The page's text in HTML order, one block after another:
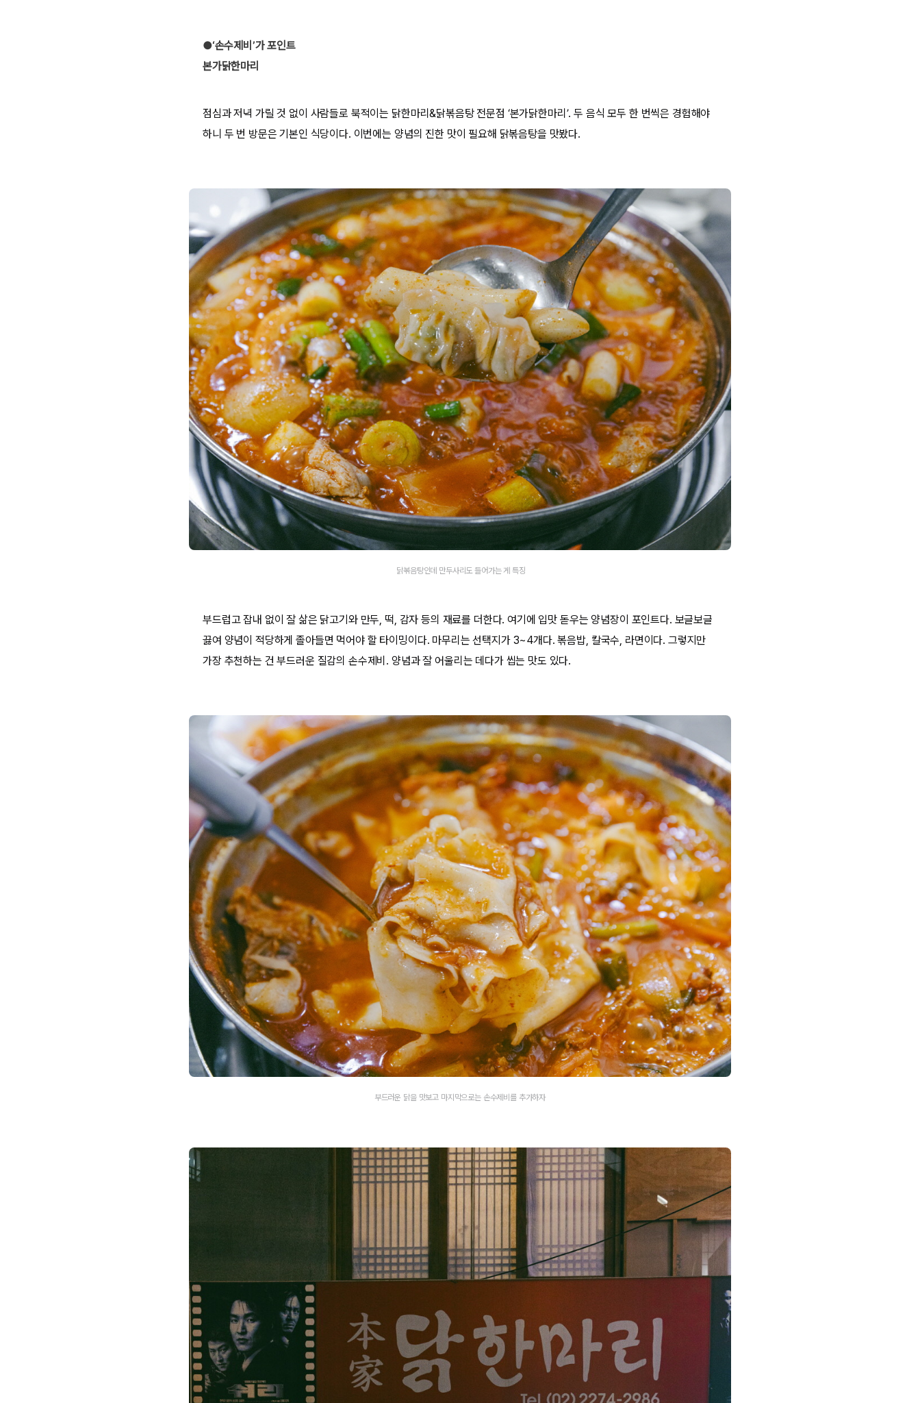
●‘손수제비’가 포인트
본가닭한마리
점심과 저녁 가릴 것 없이 사람들로 북적이는 닭한마리&닭볶음탕 전문점 ‘본가닭한마리’. 두 음식 모두 한 번씩은 경험해야
하니 두 번 방문은 기본인 식당이다. 이번에는 양념의 진한 맛이 필요해 닭볶음탕을 맛봤다.
닭볶음탕인데 만두사리도 들어가는 게 특징
부드럽고 잡내 없이 잘 삶은 닭고기와 만두, 떡, 감자 등의 재료를 더한다. 여기에 입맛 돋우는 양념장이 포인트다. 보글보글
끓여 양념이 적당하게 졸아들면 먹어야 할 타이밍이다. 마무리는 선택지가 3~4개다. 볶음밥, 칼국수, 라면이다. 그렇지만
가장 추천하는 건 부드러운 질감의 손수제비. 양념과 잘 어울리는 데다가 씹는 맛도 있다.
부드러운 닭을 맛보고 마지막으로는 손수제비를 추가하자